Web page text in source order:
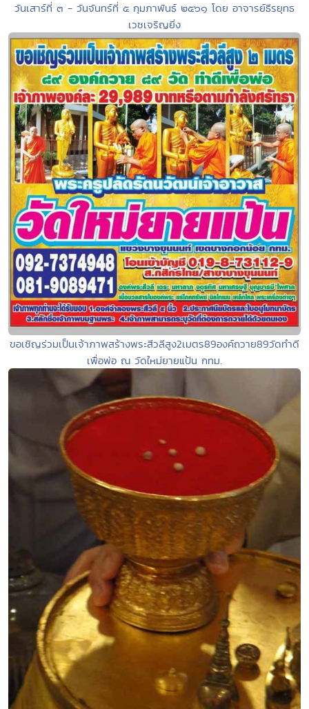
วันเสาร์ที่ ๓ - วันจันทร์ที่ ๕ กุมภาพันธ์ ๒๕๖๑ โดย อาจารย์ธีรยุทธ
เวชเจริญยิ่ง
ขอเชิญร่วมเป็นเจ้าภาพสร้างพระสีวลีสูง2เมตร89องค์ถวาย89วัดทำดี
เพื่อพ่อ ณ วัดใหม่ยายแป้น กทม.